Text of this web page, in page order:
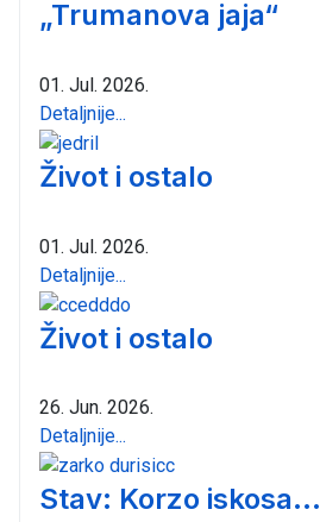
„Trumanova jaja“
01. Jul. 2026.
Detaljnije...
Život i ostalo
01. Jul. 2026.
Detaljnije...
Život i ostalo
26. Jun. 2026.
Detaljnije...
Stav: Korzo iskosa...